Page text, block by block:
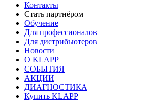
Контакты
Стать партнёром
Обучение
Для профессионалов
Для дистрибьютеров
Новости
О KLAPP
СОБЫТИЯ
АКЦИИ
ДИАГНОСТИКА
Купить KLAPP